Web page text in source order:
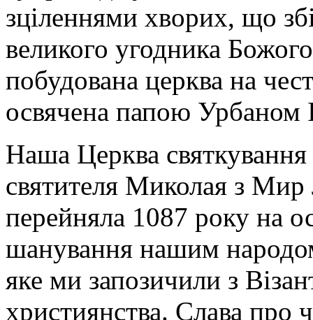
зціленнями хворих, що
великого угодника
побудована церква на
освячена папою Урбаном
Наша Церква
святителя Миколая з Мир
перейняла 1087 року на
шанування нашим
яке ми запозичили з
християнства. Слава про